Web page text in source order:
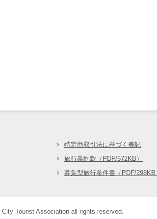
特定商取引法に基づく表記
旅行業約款（PDF/572KB）
募集型旅行条件書（PDF/298KB
City Tourist Association all rights reserved.